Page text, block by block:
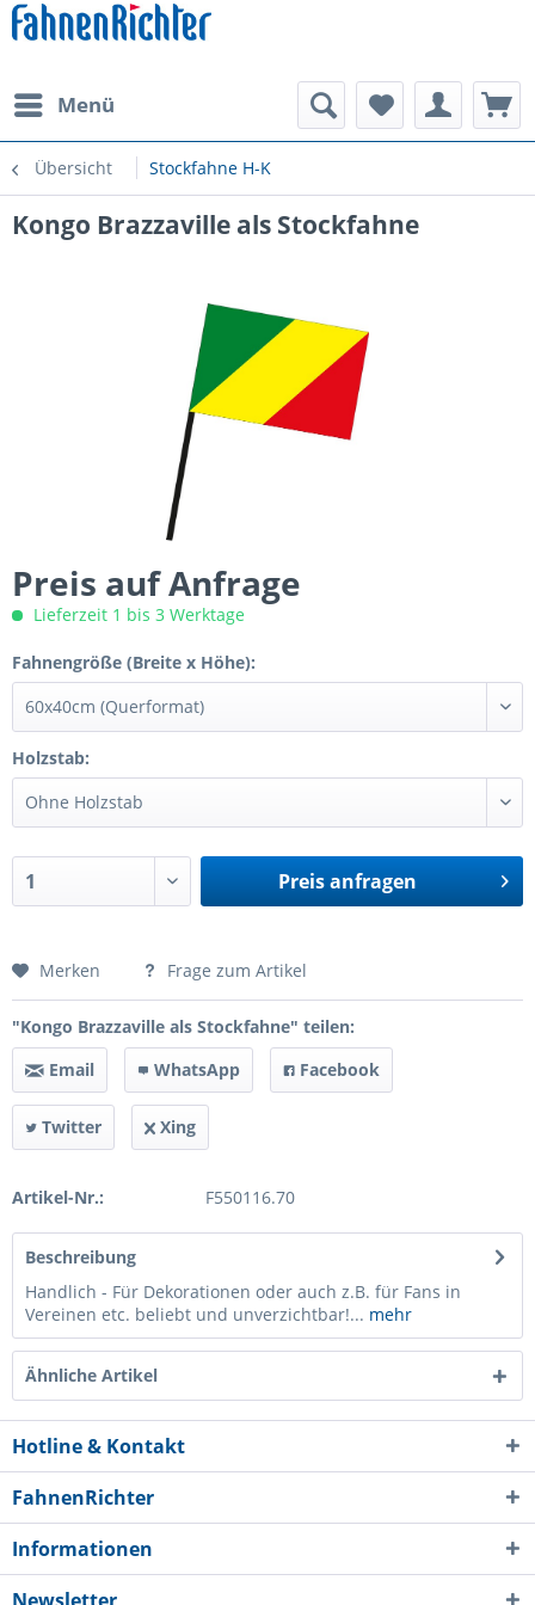
Menü
Übersicht Stockfahne H-K
Kongo Brazzaville als Stockfahne
Preis auf Anfrage
Lieferzeit 1 bis 3 Werktage
Fahnengröße (Breite x Höhe):
Holzstab:
Preis anfragen
Preis anfragen
Merken Frage zum Artikel
"Kongo Brazzaville als Stockfahne" teilen:
Email
WhatsApp Facebook
Twitter Xing
Artikel-Nr.: F550116.70
Beschreibung
Handlich - Für Dekorationen oder auch z.B. für Fans in
Vereinen etc. beliebt und unverzichtbar!... mehr
Ähnliche Artikel
Hotline & Kontakt
FahnenRichter
Informationen